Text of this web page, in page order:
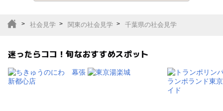
サファリパーク
植物園・フラワーパー
社会見学 関東の社会見学 千葉県の社会見学
迷ったらココ！旬なおすすめスポット